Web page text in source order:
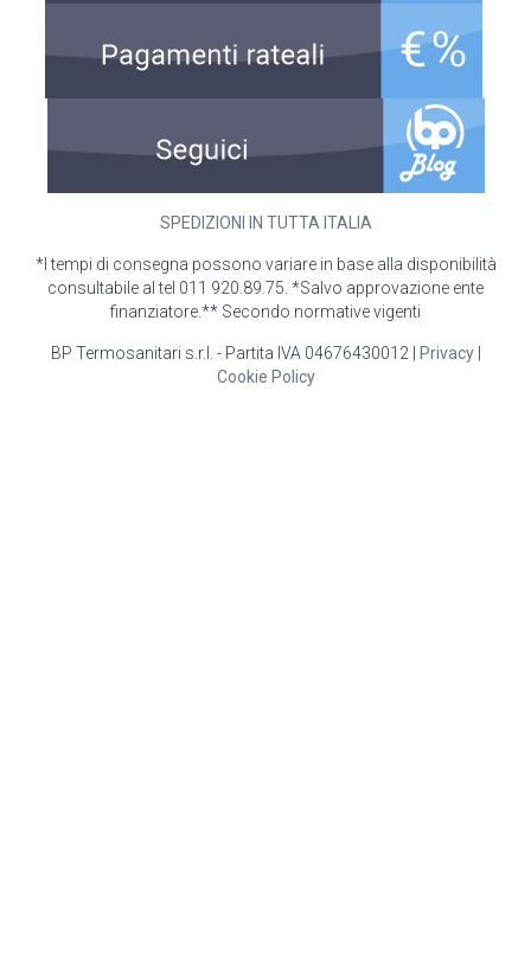
SPEDIZIONI IN TUTTA ITALIA
*I tempi di consegna possono variare in base alla disponibilità
consultabile al tel 011 920.89.75. *Salvo approvazione ente
finanziatore.** Secondo normative vigenti
BP Termosanitari s.r.l. - Partita IVA 04676430012 | Privacy|
Cookie Policy